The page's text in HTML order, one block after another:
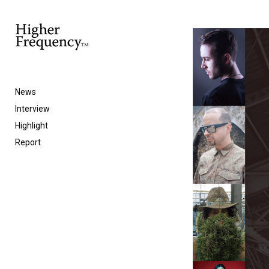
News
Interview
Highlight
Report